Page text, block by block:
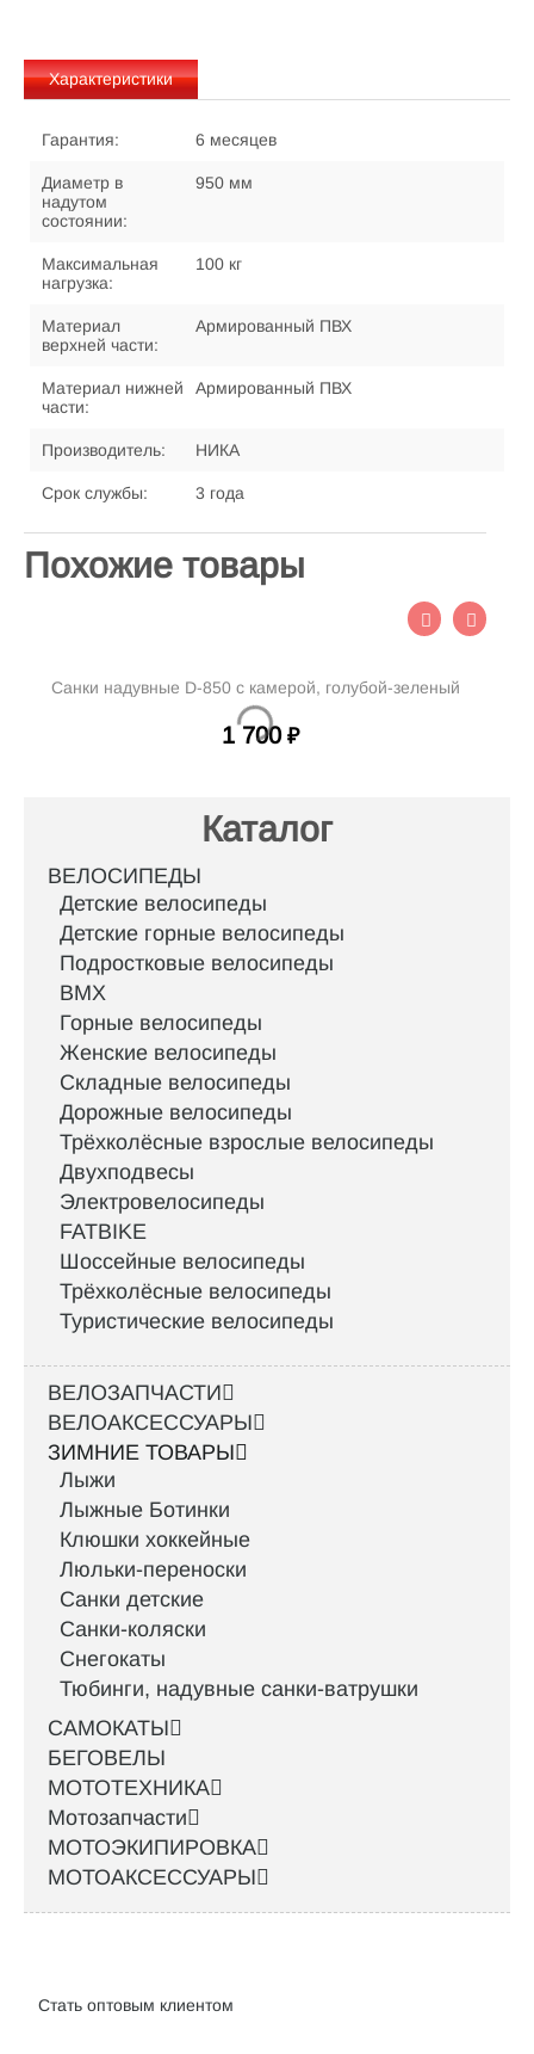
Характеристики
Гарантия: 6 месяцев
Диаметр в
надутом
состоянии:
950 мм
Максимальная
нагрузка:
100 кг
Материал
верхней части:
Армированный ПВХ
Материал нижней
части:
Армированный ПВХ
Производитель: НИКА
Срок службы: 3 года
Похожие товары
Санки надувные D-850 с камерой, голубой-зеленый
1 700 ₽
Каталог
ВЕЛОСИПЕДЫ
Детские велосипеды
Детские горные велосипеды
Подростковые велосипеды
BMX
Горные велосипеды
Женские велосипеды
Складные велосипеды
Дорожные велосипеды
Трёхколёсные взрослые велосипеды
Двухподвесы
Электровелосипеды
FATBIKE
Шоссейные велосипеды
Трёхколёсные велосипеды
Туристические велосипеды
ВЕЛОЗАПЧАСТИ
ВЕЛОАКСЕССУАРЫ
ЗИМНИЕ ТОВАРЫ
Лыжи
Лыжные Ботинки
Клюшки хоккейные
Люльки-переноски
Санки детские
Санки-коляски
Снегокаты
Тюбинги, надувные санки-ватрушки
САМОКАТЫ
БЕГОВЕЛЫ
МОТОТЕХНИКА
Мотозапчасти
МОТОЭКИПИРОВКА
МОТОАКСЕССУАРЫ
Стать оптовым клиентом